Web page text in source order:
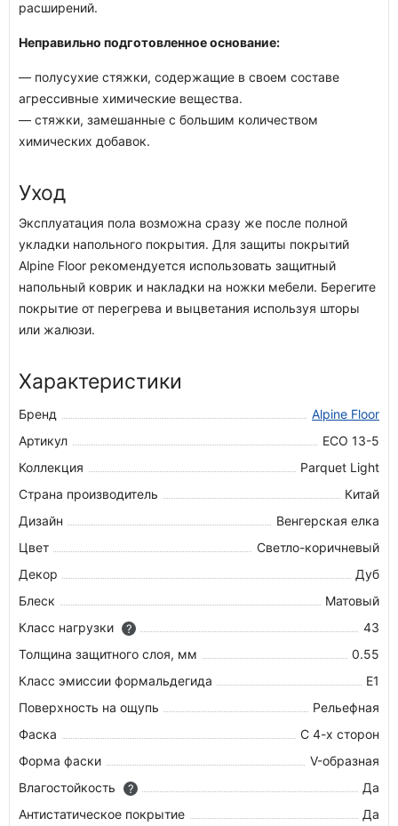
расширений.
Неправильно подготовленное основание:
— полусухие стяжки, содержащие в своем составе
агрессивные химические вещества.
— стяжки, замешанные с большим количеством
химических добавок.
Уход
Эксплуатация пола возможна сразу же после полной
укладки напольного покрытия. Для защиты покрытий
Alpine Floor рекомендуется использовать защитный
напольный коврик и накладки на ножки мебели. Берегите
покрытие от перегрева и выцветания используя шторы
или жалюзи.
Характеристики
Бренд
Alpine Floor
Артикул
ECO 13-5
Коллекция
Parquet Light
Страна производитель
Китай
Дизайн
Венгерская елка
Цвет
Светло-коричневый
Декор
Дуб
Блеск
Матовый
Класс нагрузки
?
43
Толщина защитного слоя, мм
0.55
Класс эмиссии формальдегида
E1
Поверхность на ощупь
Рельефная
Фаска
С 4-х сторон
Форма фаски
V-образная
Влагостойкость
?
Да
Антистатическое покрытие
Да